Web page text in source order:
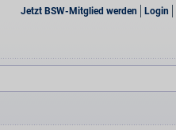
Jetzt BSW-Mitglied werden Login